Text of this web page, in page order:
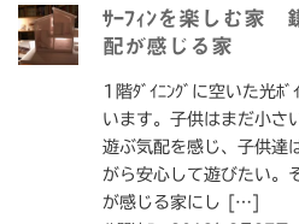
ｻｰﾌｨﾝを楽しむ家
配が感じる家
1階ﾀﾞｲﾆﾝｸﾞに空いた光ﾎ
います。子供はまだ小さ
遊ぶ気配を感じ、子供達
がら安心して遊びたい。
が感じる家にし […]